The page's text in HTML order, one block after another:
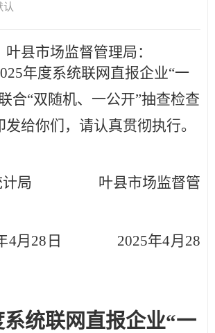
认
叶县市场监督管理局：
5年度系统联网直报企业“一
合“双随机、一公开”抽查检查
发给你们，请认真贯彻执行。
局
叶县市场监督管
年4月28日 2025年4月 28
系统联网直报企业“一